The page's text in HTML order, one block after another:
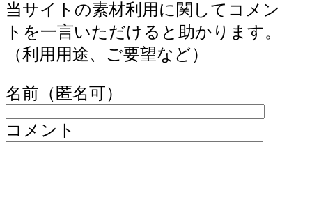
当サイトの素材利用に関してコメン
トを一言いただけると助かります。
（利用用途、ご要望など）
名前（匿名可）
コメント